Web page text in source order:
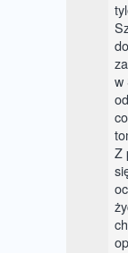
w
Z